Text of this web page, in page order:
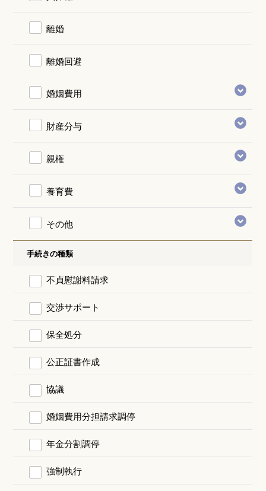
離婚
離婚回避
婚姻費用
財産分与
親権
養育費
その他
手続きの種類
不貞慰謝料請求
交渉サポート
保全処分
公正証書作成
協議
婚姻費用分担請求調停
年金分割調停
強制執行